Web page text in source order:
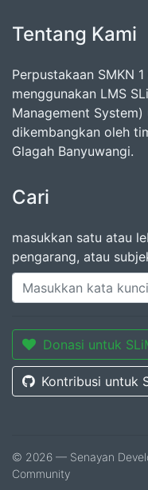
Tentang Kami
Perpustakaan SMKN
menggunakan LMS
Management
dikembangkan oleh
Glagah Banyuwangi.
Cari
masukkan satu atau
pengarang, atau
Donasi untuk
Kontribusi untuk
© 2026 — Senayan
Community